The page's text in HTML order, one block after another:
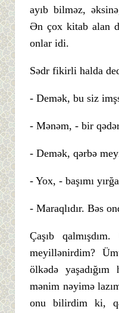
ayıb bilməz,
Ən çox kitab alan
onlar idi.
Sədr fikirli halda
- Demək, bu siz
- Mənəm, - bir
- Demək, qərbə
- Yox, - başımı
- Maraqlıdır. Bəs
Çaşıb
meyillənirdim?
ölkədə
mənim nəyimə
onu bilirdim ki,